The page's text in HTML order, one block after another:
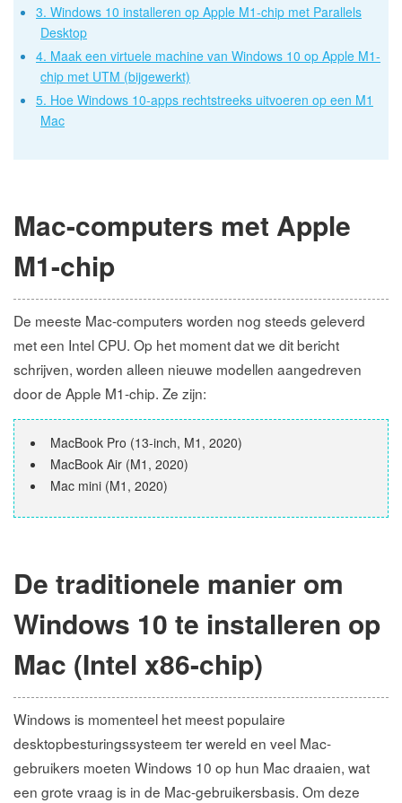
3. Windows 10 installeren op Apple M1-chip met Parallels
Desktop
4. Maak een virtuele machine van Windows 10 op Apple M1-
chip met UTM (bijgewerkt)
5. Hoe Windows 10-apps rechtstreeks uitvoeren op een M1
Mac
Mac-computers met Apple
M1-chip
De meeste Mac-computers worden nog steeds geleverd
met een Intel CPU. Op het moment dat we dit bericht
schrijven, worden alleen nieuwe modellen aangedreven
door de Apple M1-chip. Ze zijn:
MacBook Pro (13-inch, M1, 2020)
MacBook Air (M1, 2020)
Mac mini (M1, 2020)
De traditionele manier om
Windows 10 te installeren op
Mac (Intel x86-chip)
Windows is momenteel het meest populaire
desktopbesturingssysteem ter wereld en veel Mac-
gebruikers moeten Windows 10 op hun Mac draaien, wat
een grote vraag is in de Mac-gebruikersbasis. Om deze